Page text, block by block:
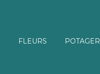
FLEURS POTAGER